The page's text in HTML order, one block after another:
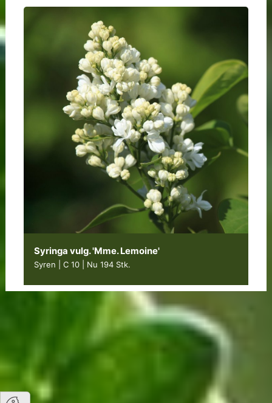
Syringa vulg. 'Mme. Lemoine'
Syren | C 10 Nu 194 Stk.